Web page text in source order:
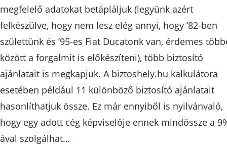
megfelelő adatokat betápláljuk (legyünk azért
felkészülve, hogy nem lesz elég annyi, hogy ’82-ben
születtünk és ’95-es Fiat Ducatonk van, érdemes
között a forgalmit is előkészíteni), több biztosító
ajánlatait is megkapjuk. A biztoshely.hu kalkulátora
esetében például 11 különböző biztosító ajánlatait
hasonlíthatjuk össze. Ez már ennyiből is nyilvánvaló,
hogy egy adott cég képviselője ennek mindössze a
ával szolgálhat…